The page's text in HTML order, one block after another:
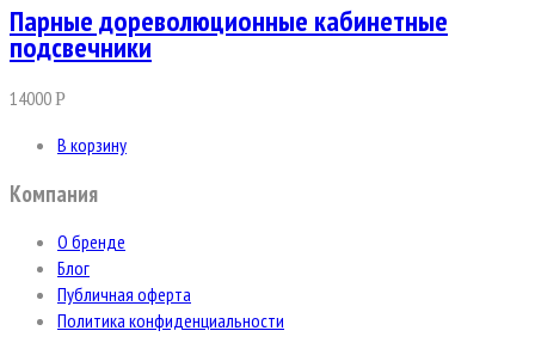
Парные дореволюционные кабинетные
подсвечники
14000Р
В корзину
Компания
О бренде
Блог
Публичная оферта
Политика конфиденциальности